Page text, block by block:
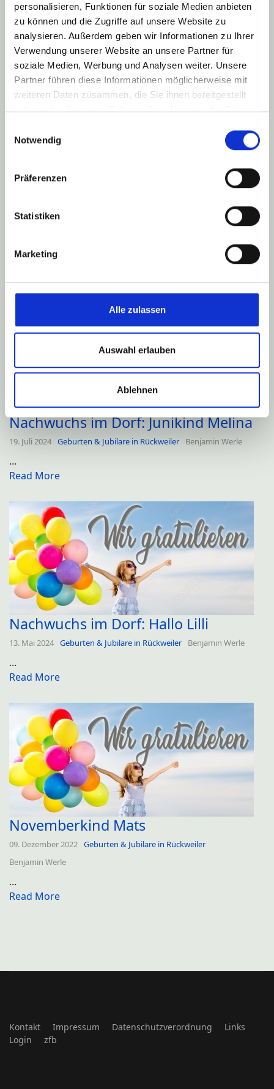
personalisieren, Funktionen für soziale Medien anbieten
zu können und die Zugriffe auf unsere Website zu
analysieren. Außerdem geben wir Informationen zu Ihrer
Verwendung unserer Website an unsere Partner für
soziale Medien, Werbung und Analysen weiter. Unsere
Partner führen diese Informationen möglicherweise mit
weiteren Daten zusammen, die Sie ihnen bereitgestellt
haben oder die sie im Rahmen Ihrer Nutzung der Dienste
Notwendig
Präferenzen
Statistiken
Marketing
Alle zulassen
Auswahl erlauben
Ablehnen
Nachwuchs im Ort
03. Mai 2026 Geburten & Jubilare in Rückweiler Benjamin Werle
Read More
Nachwuchs in Rückweiler
...
Nachwuchs im Dorf: Junikind Melina
19. Juli 2024 Geburten & Jubilare in Rückweiler Benjamin Werle
...
Read More
Nachwuchs im Dorf: Hallo Lilli
13. Mai 2024 Geburten & Jubilare in Rückweiler Benjamin Werle
...
Read More
Novemberkind Mats
09. Dezember 2022 Geburten & Jubilare in Rückweiler
Benjamin Werle
...
Read More
Kontakt Impressum Datenschutzverordnung
Links
Login
zfb